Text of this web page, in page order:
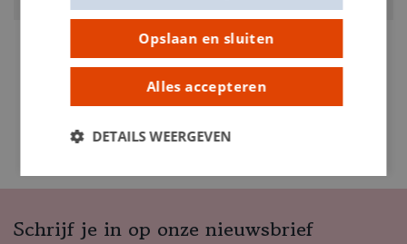
Schrijf je in op onze nieuwsbrief
Opslaan en sluiten
Alles accepteren
DETAILS WEERGEVEN